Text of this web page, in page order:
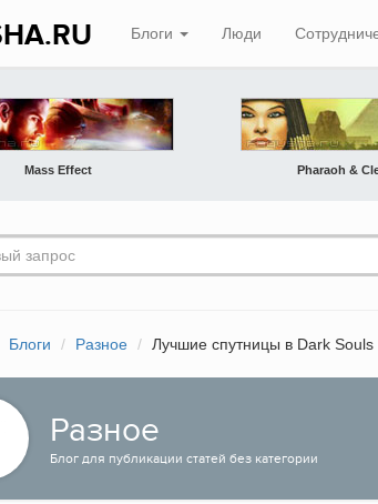
Блоги Люди
Mass Effect Pharaoh &
Блоги Разное Лучшие спутницы в Dark Souls
Разное
Блог для публикации статей без категории